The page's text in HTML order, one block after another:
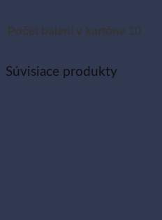
Počet balení v kartóne 10
Súvisiace produkty